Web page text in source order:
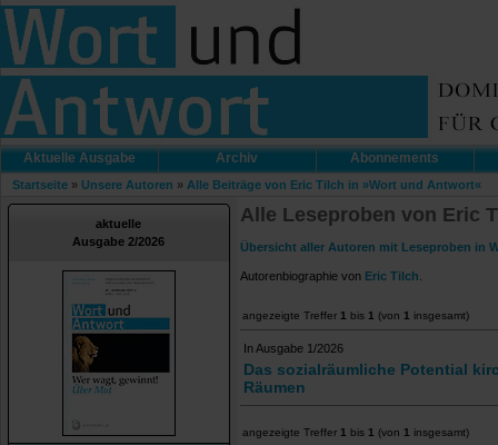
Aktuelle Ausgabe Archiv Abonnements
Startseite » Unsere Autoren » Alle Beiträge von Eric Tilch in »Wort und Antwort«
aktuelle
Ausgabe 2/2026
Alle Leseproben von Eric
Übersicht aller Autoren mit Leseproben in
Autorenbiographie von Eric Tilch
angezeigte Treffer 1 bis 1 (von 1 insgesamt)
In Ausgabe 1/2026
Das sozialräumliche Potential
Räumen
angezeigte Treffer 1 bis 1 (von 1 insgesamt)